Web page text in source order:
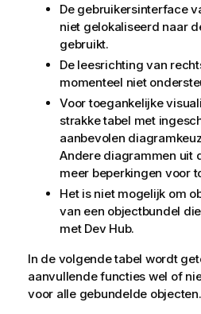
De gebruikersinterface
niet gelokaliseerd naar
gebruikt.
De leesrichting van
momenteel niet
Voor toegankelijke
strakke tabel met
aanbevolen
Andere diagrammen uit
meer beperkingen voor
Het is niet mogelijk om
van een objectbundel
met Dev Hub.
In de volgende tabel wordt
aanvullende functies wel of
voor alle gebundelde objecten.